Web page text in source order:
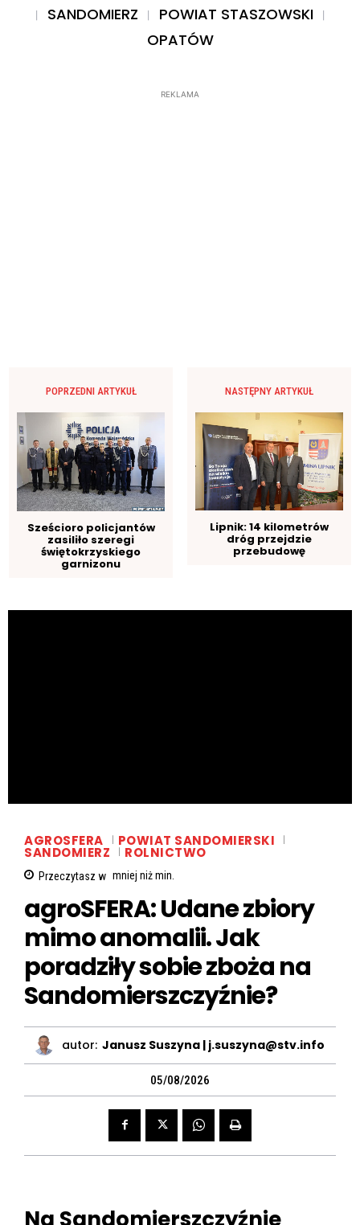
SANDOMIERZ
POWIAT STASZOWSKI
OPATÓW
REKLAMA
POPRZEDNI ARTYKUŁ
Sześcioro policjantów
zasiliło szeregi
świętokrzyskiego
garnizonu
NASTĘPNY ARTYKUŁ
Lipnik: 14 kilometrów
dróg przejdzie
przebudowę